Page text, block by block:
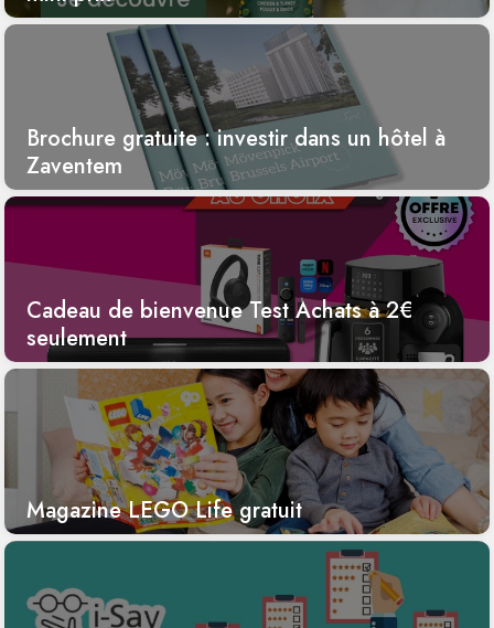
Brochure gratuite : investir dans un hôtel à
Zaventem
Cadeau de bienvenue Test Achats à 2€
seulement
Magazine LEGO Life gratuit